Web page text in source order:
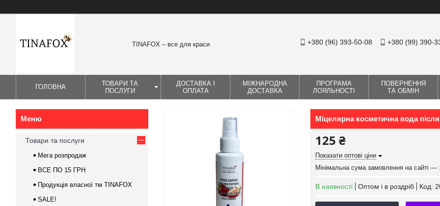
TINAFOX – все для краси +380 (96) 393-50-08 +380 (99) 390-
ГОЛОВНА
ТОВАРИ ТА
ПОСЛУГИ
ДОСТАВКА І
ОПЛАТА
МІЖНАРОДНА
ДОСТАВКА
ПРОГРАМА
ЛОЯЛЬНОСТІ
ПОВЕРНЕННЯ
ТА ОБМІН
Міцелярна косметична вода
125 ₴
Показати оптові ціни
Мінімальна сума замовлення на сайті —
В наявності Оптом і в роздріб Код:
Товари та послуги
Мега розпродаж
ВСЕ ПО 15 ГРН
Продукція власної тм TINAFOX
SALE!